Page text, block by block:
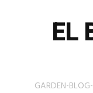
EL
GARDEN-